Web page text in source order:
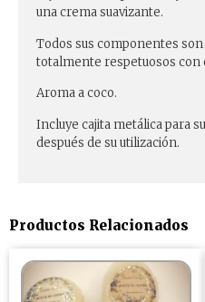
una crema suavizante.
Todos sus componentes
totalmente respetuosos con
Aroma a coco.
Incluye cajita metálica para
después de su utilización.
Productos Relacionados